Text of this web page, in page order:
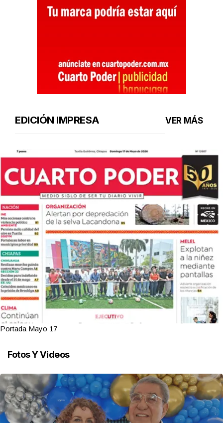
EDICIÓN IMPRESA VER MÁS
Portada Mayo 17
Fotos Y Videos